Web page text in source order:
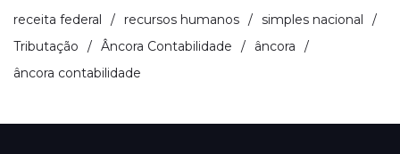
receita federal
recursos humanos
simples nacional
Tributação
Âncora Contabilidade
âncora
âncora contabilidade